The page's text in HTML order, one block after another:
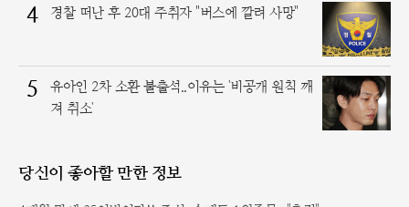
4 경찰 떠난 후 20대 주취자 "버스에 깔려 사망"
5
유아인 2차 소환 불출석..이유는 '비공개 원칙 깨
져 취소'
당신이 좋아할 만한 정보